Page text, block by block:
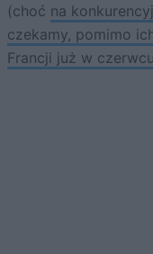
(choć na
czekamy, pomimo
Francji już w